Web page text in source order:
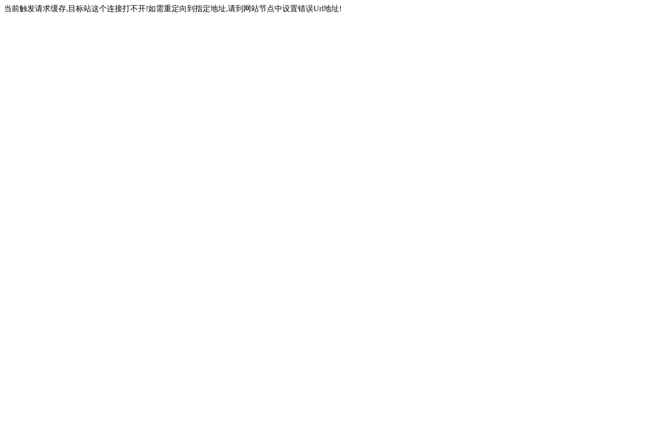
当前触发请求缓存,目标站这个连接打不开!如需重定向到指定地址,请到网站节点中设置错误Url地址!